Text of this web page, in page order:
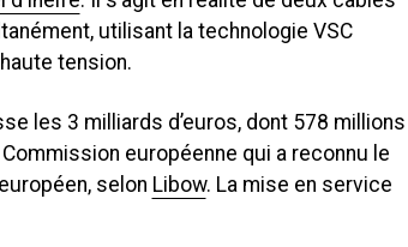
utilisant la technologie VSC
tension.
les 3 milliards d’euros, dont 578 millions
européenne qui a reconnu le
selon Libow. La mise en service